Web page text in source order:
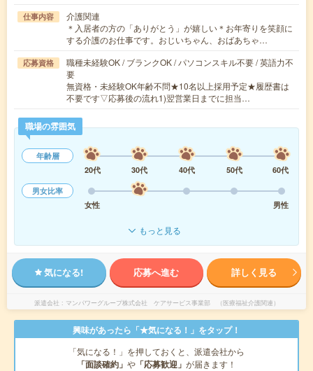
仕事内容
介護関連
＊入居者の方の「ありがとう」が嬉しい＊お年寄りを笑顔に
する介護のお仕事です。おじいちゃん、おばあちゃ…
応募資格
職種未経験OK / ブランクOK / パソコンスキル不要 / 英語力不
要
無資格・未経験OK年齢不問★10名以上採用予定★履歴書は
不要です▽応募後の流れ1)翌営業日までに担当…
職場の雰囲気
年齢層
20代
30代 40代 50代
60代
男女比率
女性
男性
もっと見る
気になる! 応募へ進む 詳しく見る
派遣会社 マンパワーグループ株式会社 ケアサービス事業部 （医療福祉介護関連）
興味があったら「★気になる！」をタップ！
「気になる！」を押しておくと、派遣会社から
「面談確約」 や 「応募歓迎」 が届きます！